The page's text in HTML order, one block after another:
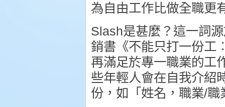
為自由工作比做全職更
Slash是甚麼？這一詞
銷書《不能只打一份工
再滿足於專一職業的工
些年輕人會在自我介紹
份，如「姓名，職業/